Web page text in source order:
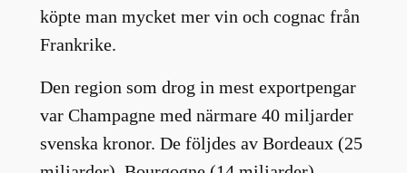
köpte man mycket mer vin och cognac från
Frankrike.
Den region som drog in mest exportpengar
var Champagne med närmare 40 miljarder
svenska kronor. De följdes av Bordeaux (25